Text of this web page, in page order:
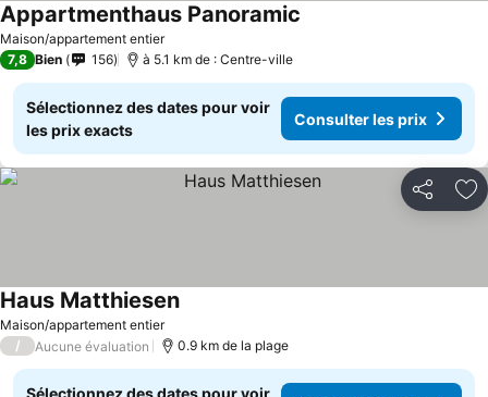
Maison/appartement entier
Appartmenthaus Panoramic
7,8 Bien 156 à 5.1 km de : Centre-ville
Sélectionnez des dates pour voir
les prix exacts
Consulter les prix
Partager
Maison/appartement entier
Haus Matthiesen
/ Aucune évaluation 0.9 km de la plage
Sélectionnez des dates pour voir